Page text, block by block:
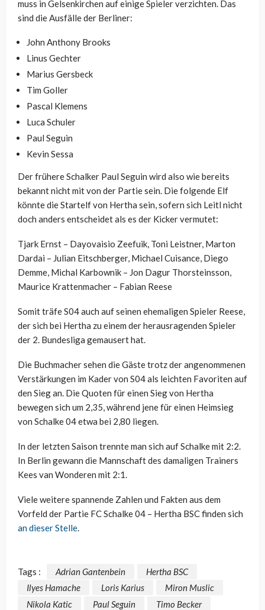
muss in Gelsenkirchen auf einige Spieler verzichten. Das
sind die Ausfälle der Berliner:
John Anthony Brooks
Linus Gechter
Marius Gersbeck
Tim Goller
Pascal Klemens
Luca Schuler
Paul Seguin
Kevin Sessa
Der frühere Schalker Paul Seguin wird also wie bereits
bekannt nicht mit von der Partie sein. Die folgende Elf
könnte die Startelf von Hertha sein, sofern sich Leitl nicht
doch anders entscheidet als es der Kicker vermutet:
Tjark Ernst – Dayovaisio Zeefuik, Toni Leistner, Marton
Dardai – Julian Eitschberger, Michael Cuisance, Diego
Demme, Michal Karbownik – Jon Dagur Thorsteinsson,
Maurice Krattenmacher – Fabian Reese
Somit träfe S04 auch auf seinen ehemaligen Spieler Reese,
der sich bei Hertha zu einem der herausragenden Spieler
der 2. Bundesliga gemausert hat.
Die Buchmacher sehen die Gäste trotz der angenommenen
Verstärkungen im Kader von S04 als leichten Favoriten auf
den Sieg an. Die Quoten für einen Sieg von Hertha
bewegen sich um 2,35, während jene für einen Heimsieg
von Schalke 04 etwa bei 2,80 liegen.
In der letzten Saison trennte man sich auf Schalke mit 2:2.
In Berlin gewann die Mannschaft des damaligen Trainers
Kees van Wonderen mit 2:1.
Viele weitere spannende Zahlen und Fakten aus dem
Vorfeld der Partie FC Schalke 04 – Hertha BSC finden sich
an dieser Stelle.
Tags : Adrian Gantenbein
Hertha BSC
Ilyes Hamache
Loris Karius
Miron Muslic
Nikola Katic
Paul Seguin Timo Becker